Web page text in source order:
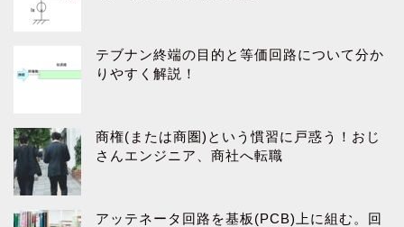
テブナン終端の目的と等価回路について分か
りやすく解説！
商権(または商圏)という慣習に戸惑う！おじ
さんエンジニア、商社へ転職
アッテネータ回路を基板(PCB)上に組む。回